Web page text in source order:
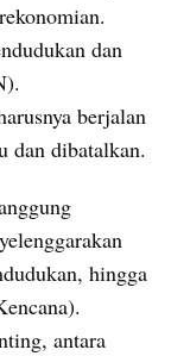
dan
berjalan
dan dibatalkan.
hingga
antara